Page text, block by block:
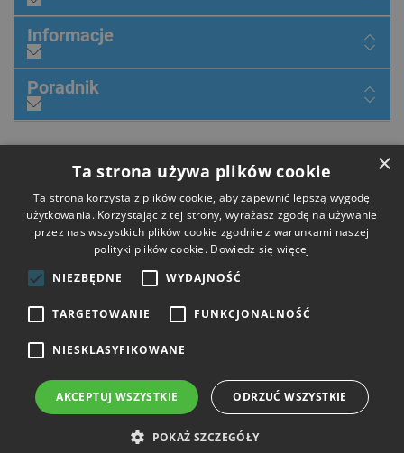
Informacje
Poradnik
Płatności
Strony i sklepy internetowe:
×
Ta strona używa plików cookie
Ta strona korzysta z plików cookie, aby zapewnić lepszą wygodę
użytkowania. Korzystając z tej strony, wyrażasz zgodę na używanie
przez nas wszystkich plików cookie zgodnie z warunkami naszej
polityki plików cookie. Dowiedz się więcej
NIEZBĘDNE
WYDAJNOŚĆ
TARGETOWANIE FUNKCJONALNOŚĆ
NIESKLASYFIKOWANE
AKCEPTUJ WSZYSTKIE ODRZUĆ WSZYSTKIE
POKAŻ SZCZEGÓŁY